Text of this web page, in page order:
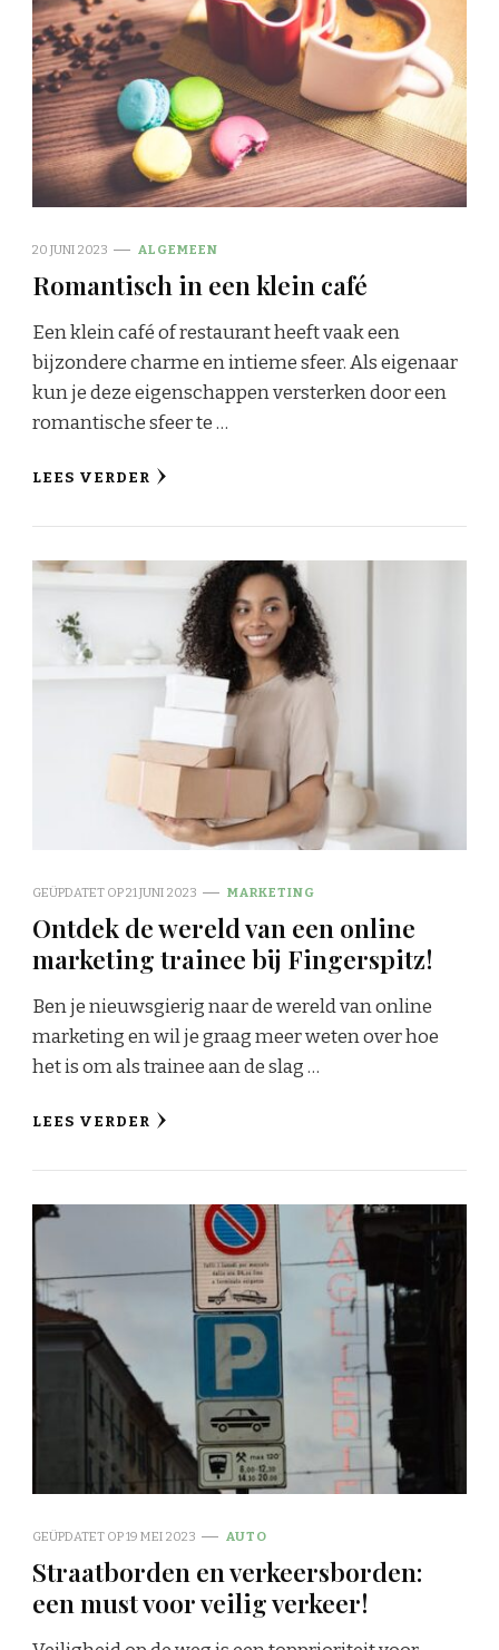
20 JUNI 2023 ALGEMEEN
Romantisch in een klein café
Een klein café of restaurant heeft vaak een
bijzondere charme en intieme sfeer. Als eigenaar
kun je deze eigenschappen versterken door een
romantische sfeer te …
LEES VERDER
GEÜPDATET OP21 JUNI 2023 MARKETING
Ontdek de wereld van een online
marketing trainee bij Fingerspitz!
Ben je nieuwsgierig naar de wereld van online
marketing en wil je graag meer weten over hoe
het is om als trainee aan de slag …
LEES VERDER
GEÜPDATET OP19 MEI 2023 AUTO
Straatborden en verkeersborden:
een must voor veilig verkeer!